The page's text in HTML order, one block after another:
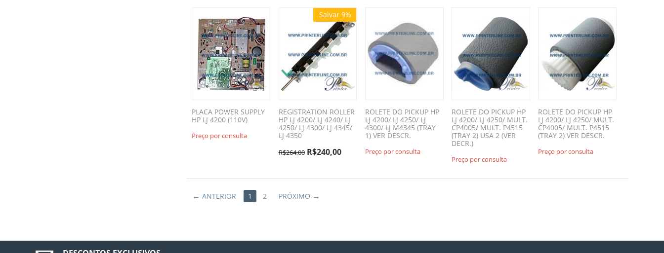
PLACA POWER SUPPLY
HP LJ 4200 (110V)
Preço por consulta
Salvar 9%
REGISTRATION ROLLER
HP LJ 4200/ LJ 4240/ LJ
4250/ LJ 4300/ LJ 4345/
LJ 4350
R$264,00 R$240,00
ROLETE DO PICKUP HP
LJ 4200/ LJ 4250/ LJ
4300/ LJ M4345 (TRAY
1) VER DESCR.
Preço por consulta
ROLETE DO PICKUP HP
LJ 4200/ LJ 4250/ MULT.
CP4005/ MULT. P4515
(TRAY 2) USA 2 (VER
DECR.)
Preço por consulta
ROLETE DO PICKUP HP
LJ 4200/ LJ 4250/ MULT.
CP4005/ MULT. P4515
(TRAY 2) VER DESCR.
Preço por consulta
ANTERIOR 1 2 PRÓXIMO